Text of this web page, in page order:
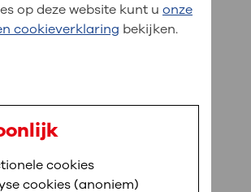
naar op
,Digitalisering
gegevens
kunt u uw medische
OLVG breidt MijnOLVG
op deze website kunt u onze
cookieverklaring bekijken.
cookies
cookies (anoniem)